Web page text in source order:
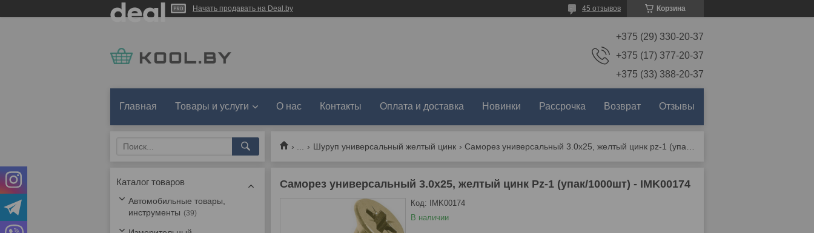
Начать продавать на Deal.by Корзина
45 отзывов
+375 (29) 330-20-37
+375 (17) 377-20-37
+375 (33) 388-20-37
Главная Товары и услуги О нас Контакты Оплата и доставка Новинки Рассрочка Возврат Отзывы
Шуруп универсальный желтый цинк
Саморез универсальный 3.0х25, желтый цинк Pz-1 (упак/1000шт) - IMK00174
В наличии
Код: IMK00174
Каталог товаров
Автомобильные товары,
инструменты
39